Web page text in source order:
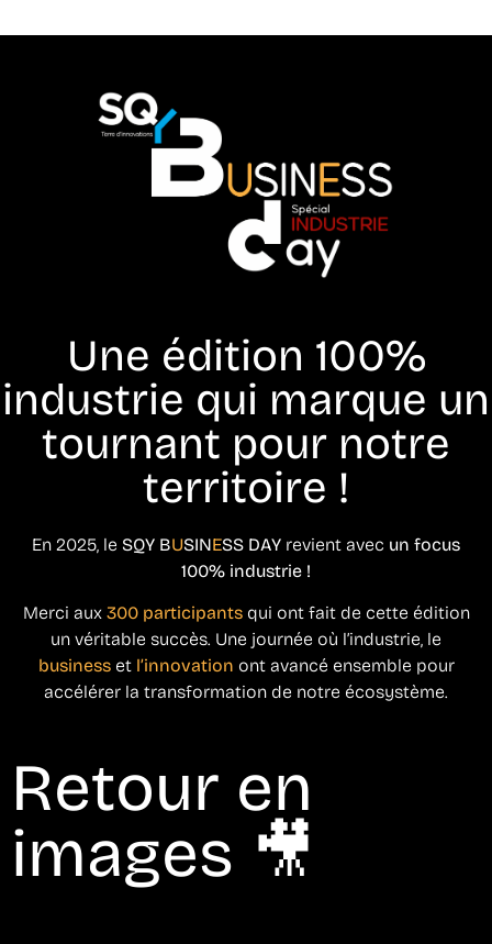
Une édition 100%
industrie qui marque un
tournant pour notre
territoire !
En 2025, le SQY BUSINESS DAY revient avec un focus
100% industrie !
Merci aux 300 participantsqui ont fait de cette édition
un véritable succès. Une journée où l’industrie, le
businesset l’innovation ont avancé ensemble pour
accélérer la transformation de notre écosystème.
Retour en
images 🎥